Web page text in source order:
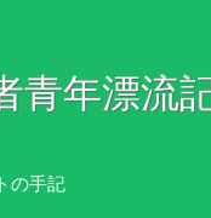
青年漂流
の手記